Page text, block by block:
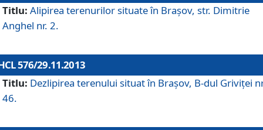
Titlu: Alipirea terenurilor situate în Braşov, str. Dimitrie
Anghel nr. 2.
576/29.11.2013
Titlu: Dezlipirea terenului situat în Braşov, B-dul Griviţei
46.